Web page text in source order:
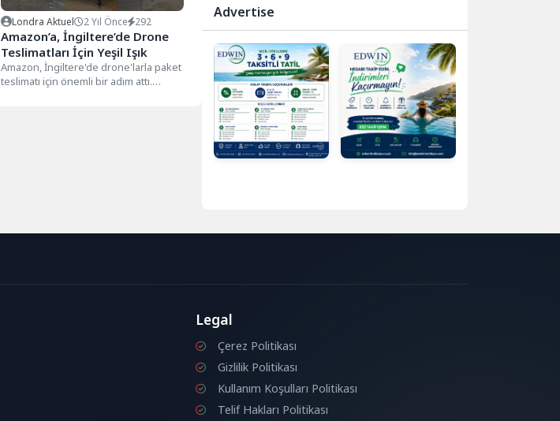
Londra Aktuel 2 Yıl Önce 292
Amazon’a, İngiltere’de Drone
Teslimatları İçin Yeşil Işık
Amazon, İngiltere'de drone'larla paket
teslimatı için önemli bir adım attı.
Advertise
Legal
Çerez Politikası
Gizlilik Politikası
Kullanım Koşulları Politikası
Telif Hakları Politikası